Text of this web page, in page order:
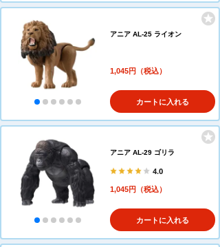
アニア AL-25 ライオン
1,045円（税込）
カートに入れる
アニア AL-29 ゴリラ
4.0
1,045円（税込）
カートに入れる